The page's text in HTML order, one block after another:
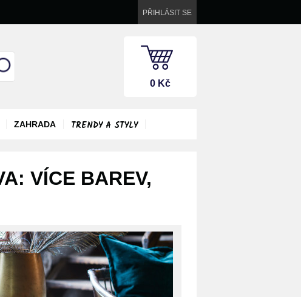
PŘIHLÁSIT SE
0 Kč
ZAHRADA TRENDY A STYLY
VÍCE BAREV,